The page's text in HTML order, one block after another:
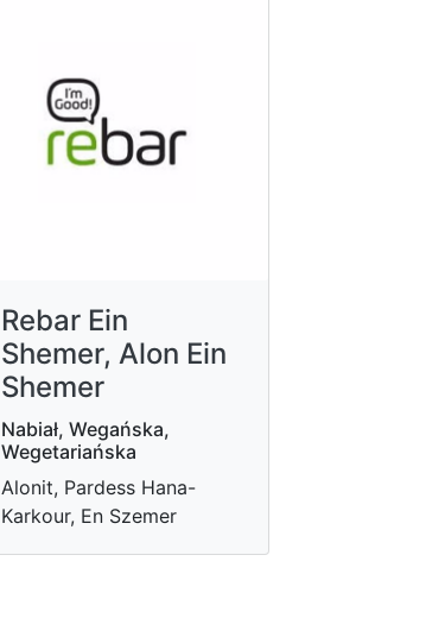
Rebar Ein
Shemer, Alon Ein
Shemer
Nabiał, Wegańska,
Wegetariańska
Alonit, Pardess Hana-
Karkour, En Szemer